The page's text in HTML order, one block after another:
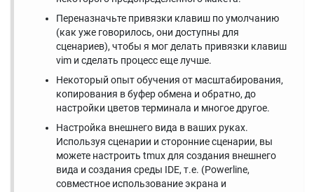
Переназначьте привязки клавиш по умолчанию
(как уже говорилось, они доступны для
сценариев), чтобы я мог делать привязки клавиш
vim и сделать процесс еще лучше.
Некоторый опыт обучения от масштабирования,
копирования в буфер обмена и обратно, до
настройки цветов терминала и многое другое.
Настройка внешнего вида в ваших руках.
Используя сценарии и сторонние сценарии, вы
можете настроить tmux для создания внешнего
вида и создания среды IDE, т.е. (Powerline,
совместное использование экрана и